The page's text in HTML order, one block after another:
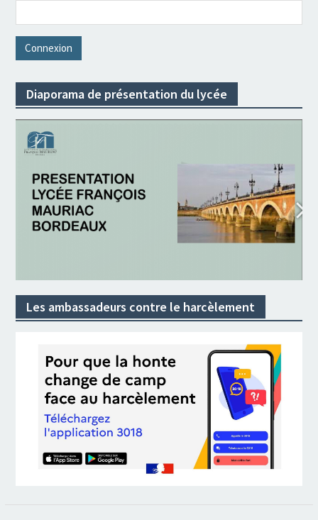
Diaporama de présentation du lycée
Les ambassadeurs contre le harcèlement